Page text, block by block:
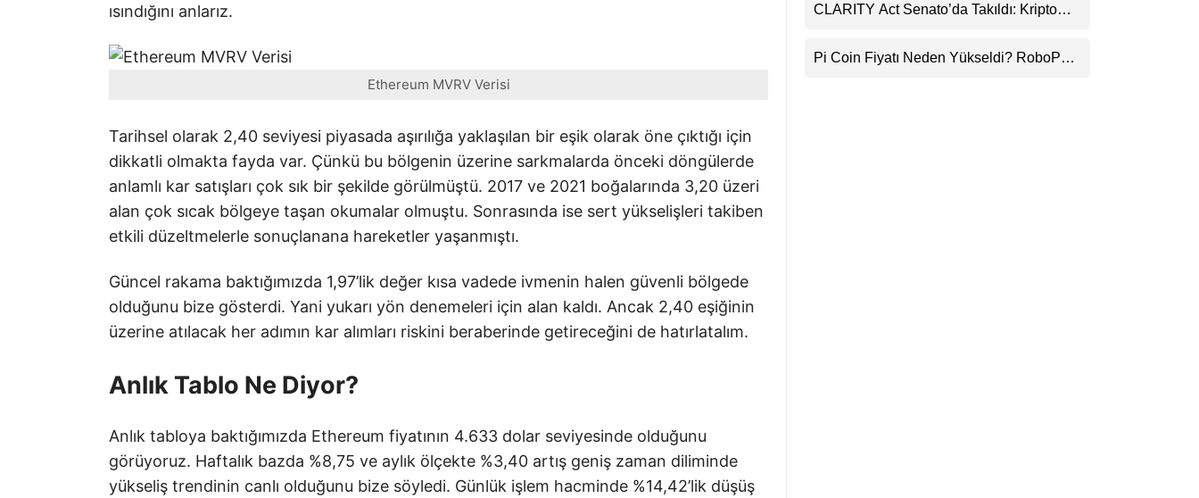
ısındığını anlarız.
Ethereum MVRV Verisi
Tarihsel olarak 2,40 seviyesi piyasada aşırılığa yaklaşılan bir eşik olarak öne çıktığı için
dikkatli olmakta fayda var. Çünkü bu bölgenin üzerine sarkmalarda önceki döngülerde
anlamlı kar satışları çok sık bir şekilde görülmüştü. 2017 ve 2021 boğalarında 3,20 üzeri
alan çok sıcak bölgeye taşan okumalar olmuştu. Sonrasında ise sert yükselişleri takiben
etkili düzeltmelerle sonuçlanana hareketler yaşanmıştı.
Güncel rakama baktığımızda 1,97’lik değer kısa vadede ivmenin halen güvenli bölgede
olduğunu bize gösterdi. Yani yukarı yön denemeleri için alan kaldı. Ancak 2,40 eşiğinin
üzerine atılacak her adımın kar alımları riskini beraberinde getireceğini de hatırlatalım.
Anlık Tablo Ne Diyor?
Anlık tabloya baktığımızda Ethereum fiyatının 4.633 dolar seviyesinde olduğunu
görüyoruz. Haftalık bazda %8,75 ve aylık ölçekte %3,40 artış geniş zaman diliminde
yükseliş trendinin canlı olduğunu bize söyledi. Günlük işlem hacminde %14,42’lik düşüş
CLARITY Act Senato’da Takıldı: Kripto
Pi Coin Fiyatı Neden Yükseldi? RoboPay